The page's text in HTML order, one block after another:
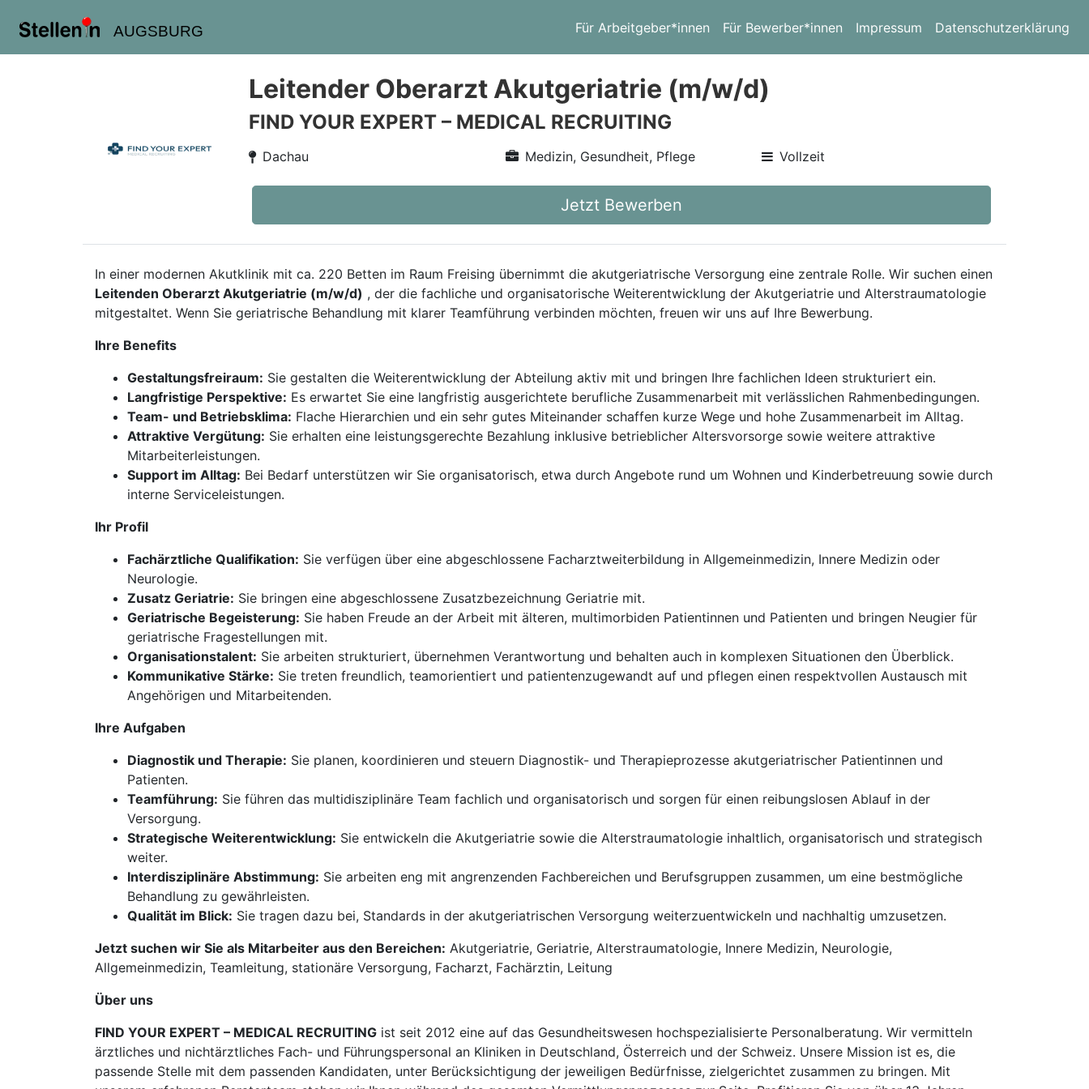
AUGSBURG Für Arbeitgeber*innen Für Bewerber*innen Impressum Datenschutzerklärung
Leitender Oberarzt Akutgeriatrie (m/w/d)
FIND YOUR EXPERT – MEDICAL RECRUITING
Dachau Medizin, Gesundheit, Pflege Vollzeit
Jetzt Bewerben
In einer modernen Akutklinik mit ca. 220 Betten im Raum Freising übernimmt die akutgeriatrische Versorgung eine zentrale Rolle. Wir suchen einen
Leitenden Oberarzt Akutgeriatrie (m/w/d) , der die fachliche und organisatorische Weiterentwicklung der Akutgeriatrie und Alterstraumatologie
mitgestaltet. Wenn Sie geriatrische Behandlung mit klarer Teamführung verbinden möchten, freuen wir uns auf Ihre Bewerbung.
Ihre Benefits
Gestaltungsfreiraum: Sie gestalten die Weiterentwicklung der Abteilung aktiv mit und bringen Ihre fachlichen Ideen strukturiert ein.
Langfristige Perspektive: Es erwartet Sie eine langfristig ausgerichtete berufliche Zusammenarbeit mit verlässlichen Rahmenbedingungen.
Team- und Betriebsklima: Flache Hierarchien und ein sehr gutes Miteinander schaffen kurze Wege und hohe Zusammenarbeit im Alltag.
Attraktive Vergütung: Sie erhalten eine leistungsgerechte Bezahlung inklusive betrieblicher Altersvorsorge sowie weitere attraktive
Mitarbeiterleistungen.
Support im Alltag: Bei Bedarf unterstützen wir Sie organisatorisch, etwa durch Angebote rund um Wohnen und Kinderbetreuung sowie durch
interne Serviceleistungen.
Ihr Profil
Fachärztliche Qualifikation: Sie verfügen über eine abgeschlossene Facharztweiterbildung in Allgemeinmedizin, Innere Medizin oder
Neurologie.
Zusatz Geriatrie: Sie bringen eine abgeschlossene Zusatzbezeichnung Geriatrie mit.
Geriatrische Begeisterung: Sie haben Freude an der Arbeit mit älteren, multimorbiden Patientinnen und Patienten und bringen Neugier für
geriatrische Fragestellungen mit.
Organisationstalent: Sie arbeiten strukturiert, übernehmen Verantwortung und behalten auch in komplexen Situationen den Überblick.
Kommunikative Stärke: Sie treten freundlich, teamorientiert und patientenzugewandt auf und pflegen einen respektvollen Austausch mit
Angehörigen und Mitarbeitenden.
Ihre Aufgaben
Diagnostik und Therapie: Sie planen, koordinieren und steuern Diagnostik- und Therapieprozesse akutgeriatrischer Patientinnen und
Patienten.
Teamführung: Sie führen das multidisziplinäre Team fachlich und organisatorisch und sorgen für einen reibungslosen Ablauf in der
Versorgung.
Strategische Weiterentwicklung: Sie entwickeln die Akutgeriatrie sowie die Alterstraumatologie inhaltlich, organisatorisch und strategisch
weiter.
Interdisziplinäre Abstimmung: Sie arbeiten eng mit angrenzenden Fachbereichen und Berufsgruppen zusammen, um eine bestmögliche
Behandlung zu gewährleisten.
Qualität im Blick: Sie tragen dazu bei, Standards in der akutgeriatrischen Versorgung weiterzuentwickeln und nachhaltig umzusetzen.
Jetzt suchen wir Sie als Mitarbeiter aus den Bereichen: Akutgeriatrie, Geriatrie, Alterstraumatologie, Innere Medizin, Neurologie,
Allgemeinmedizin, Teamleitung, stationäre Versorgung, Facharzt, Fachärztin, Leitung
Über uns
FIND YOUR EXPERT – MEDICAL RECRUITING ist seit 2012 eine auf das Gesundheitswesen hochspezialisierte Personalberatung. Wir vermitteln
ärztliches und nichtärztliches Fach- und Führungspersonal an Kliniken in Deutschland, Österreich und der Schweiz. Unsere Mission ist es, die
passende Stelle mit dem passenden Kandidaten, unter Berücksichtigung der jeweiligen Bedürfnisse, zielgerichtet zusammen zu bringen. Mit